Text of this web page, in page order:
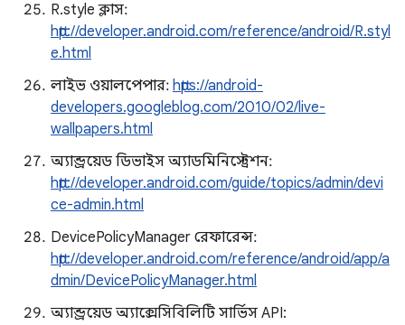
R.style ক্লাস:
http://developer.android.com/reference/android/R.styl
e.html
লাইভ ওয়ালপেপার: https://android-
developers.googleblog.com/2010/02/live-
wallpapers.html
অ্যান্ড্রয়েড ডিভাইস অ্যাডমিনিস্ট্রেশন:
http://developer.android.com/guide/topics/admin/devi
ce-admin.html
DevicePolicyManager রেফারেন্স:
http://developer.android.com/reference/android/app/a
dmin/DevicePolicyManager.html
অ্যান্ড্রয়েড অ্যাক্সেসিবিলিটি সার্ভিস API: